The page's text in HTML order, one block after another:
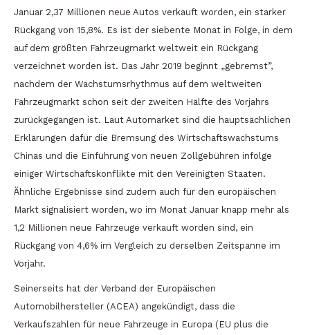
Januar 2,37 Millionen neue Autos verkauft worden, ein starker
Rückgang von 15,8%. Es ist der siebente Monat in Folge, in dem
auf dem größten Fahrzeugmarkt weltweit ein Rückgang
verzeichnet worden ist. Das Jahr 2019 beginnt „gebremst”,
nachdem der Wachstumsrhythmus auf dem weltweiten
Fahrzeugmarkt schon seit der zweiten Hälfte des Vorjahrs
zurückgegangen ist. Laut Automarket sind die hauptsächlichen
Erklärungen dafür die Bremsung des Wirtschaftswachstums
Chinas und die Einführung von neuen Zollgebühren infolge
einiger Wirtschaftskonflikte mit den Vereinigten Staaten.
Ähnliche Ergebnisse sind zudem auch für den europäischen
Markt signalisiert worden, wo im Monat Januar knapp mehr als
1,2 Millionen neue Fahrzeuge verkauft worden sind, ein
Rückgang von 4,6% im Vergleich zu derselben Zeitspanne im
Vorjahr.
Seinerseits hat der Verband der Europäischen
Automobilhersteller (ACEA) angekündigt, dass die
Verkaufszahlen für neue Fahrzeuge in Europa (EU plus die